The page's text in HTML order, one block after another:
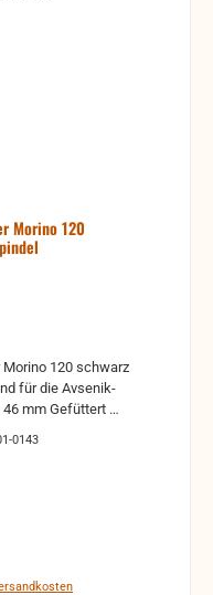
Morino 120
120 schwarz
0143